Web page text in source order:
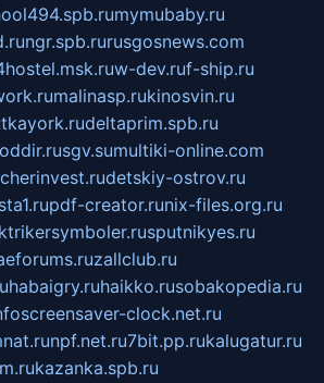
mymubaby.ru
ngr.spb.rurusgosnews.com
w-dev.ruf-ship.ru
malinasp.rukinosvin.ru
deltaprim.spb.ru
sgv.sumultiki-online.com
cherinvest.rudetskiy-ostrov.ru
pdf-creator.runix-files.org.ru
sputnikyes.ru
zallclub.ru
habaigry.ruhaikko.rusobakopedia.ru
screensaver-clock.net.ru
npf.net.ru7bit.pp.rukalugatur.ru
kazanka.spb.ru